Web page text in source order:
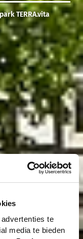
te
media te bieden
TERRA.vita